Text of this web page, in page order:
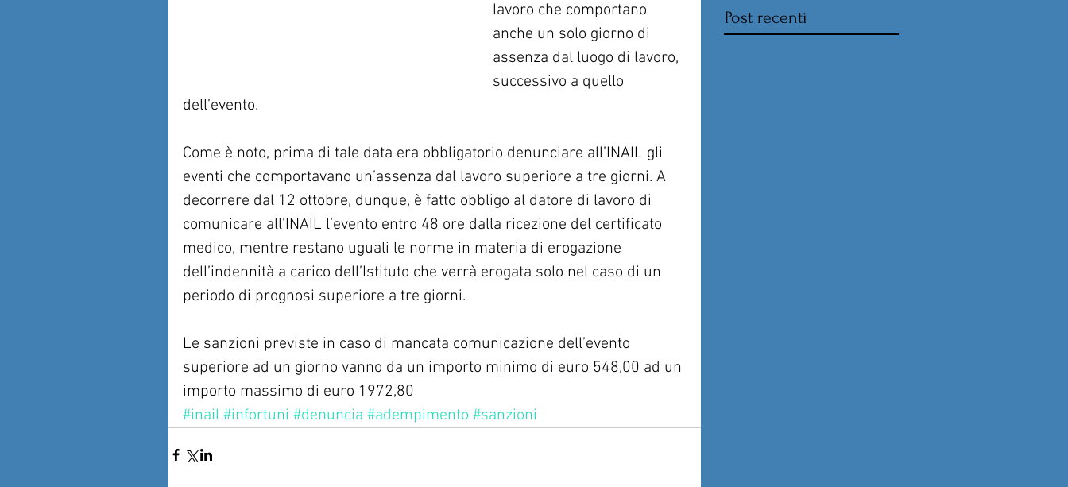
lavoro che comportano
anche un solo giorno di
assenza dal luogo di lavoro,
successivo a quello
dell’evento.
Come è noto, prima di tale data era obbligatorio denunciare all’INAIL gli
eventi che comportavano un’assenza dal lavoro superiore a tre giorni. A
decorrere dal 12 ottobre, dunque, è fatto obbligo al datore di lavoro di
comunicare all’INAIL l’evento entro 48 ore dalla ricezione del certificato
medico, mentre restano uguali le norme in materia di erogazione
dell’indennità a carico dell’Istituto che verrà erogata solo nel caso di un
periodo di prognosi superiore a tre giorni.
Le sanzioni previste in caso di mancata comunicazione dell’evento
superiore ad un giorno vanno da un importo minimo di euro 548,00 ad un
importo massimo di euro 1972,80
#inail #infortuni #denuncia #adempimento #sanzioni
Post recenti